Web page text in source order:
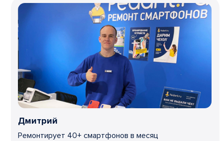
Дмитрий
Ремонтирует 40+ смартфонов в месяц